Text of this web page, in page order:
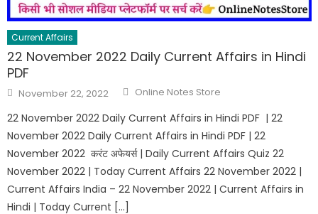
Current Affairs
22 November 2022 Daily Current Affairs in Hindi
PDF
November 22, 2022 Online Notes Store
22 November 2022 Daily Current Affairs in Hindi PDF | 22
November 2022 Daily Current Affairs in Hindi PDF | 22
November 2022 करंट अफेयर्स | Daily Current Affairs Quiz 22
November 2022 | Today Current Affairs 22 November 2022 |
Current Affairs India – 22 November 2022 | Current Affairs in
Hindi | Today Current […]